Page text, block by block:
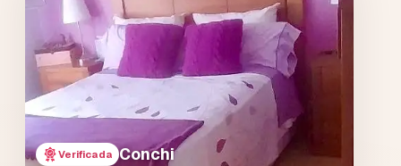
Verificada Conchi